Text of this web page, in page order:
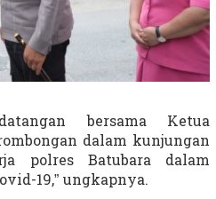
bersama Ketua
dalam kunjungan
polres Batubara dalam
19,” ungkapnya.